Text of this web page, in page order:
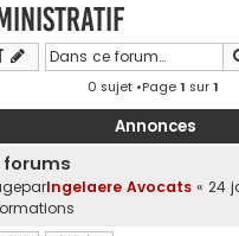
0 sujet •Page1 sur1
Annonces
forums
Ingelaere Avocats « 24